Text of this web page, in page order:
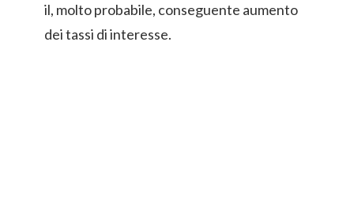
il, molto probabile, conseguente aumento
dei tassi di interesse.